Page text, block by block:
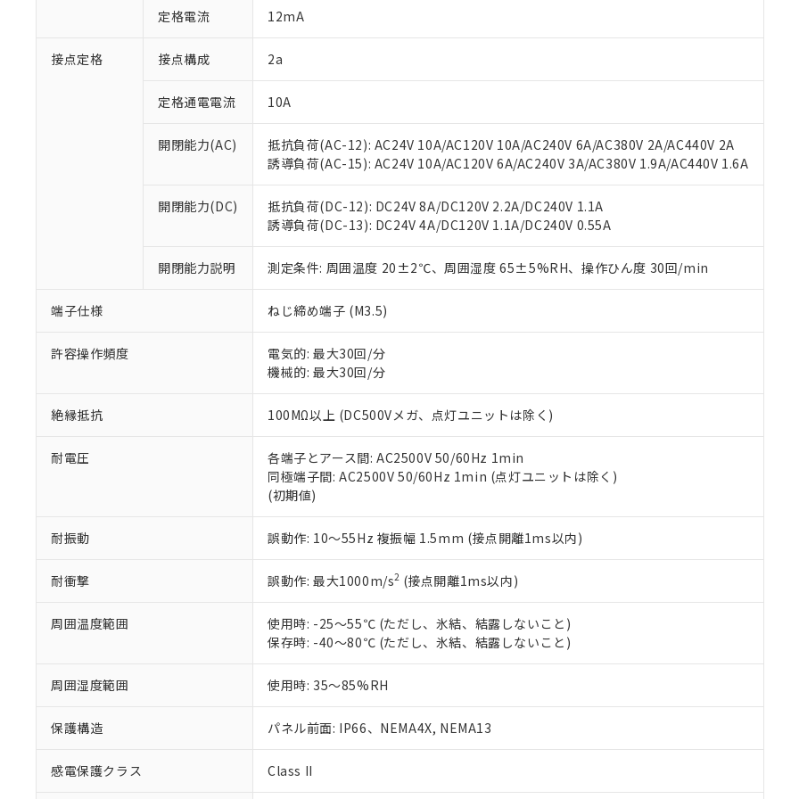
定格電流 12mA
接点定格 接点構成 2a
定格通電電流 10A
開閉能力(AC)
抵抗負荷(AC-12): AC24V 10A/AC120V 10A/AC240V 6A/AC380V 2A/AC440V 2A
誘導負荷(AC-15): AC24V 10A/AC120V 6A/AC240V 3A/AC380V 1.9A/AC440V 1.6A
開閉能力(DC)
抵抗負荷(DC-12): DC24V 8A/DC120V 2.2A/DC240V 1.1A
誘導負荷(DC-13): DC24V 4A/DC120V 1.1A/DC240V 0.55A
開閉能力説明 測定条件: 周囲温度 20±2℃、周囲湿度 65±5%RH、操作ひん度 30回/min
端子仕様 ねじ締め端子 (M3.5)
許容操作頻度
電気的: 最大30回/分
機械的: 最大30回/分
絶縁抵抗 100MΩ以上 (DC500Vメガ、点灯ユニットは除く)
耐電圧
各端子とアース間: AC2500V 50/60Hz 1min
同極端子間: AC2500V 50/60Hz 1min (点灯ユニットは除く)
(初期値)
耐振動 誤動作: 10～55Hz 複振幅 1.5mm (接点開離1ms以内)
耐衝撃 誤動作: 最大1000m/s2 (接点開離1ms以内)
周囲温度範囲
使用時: -25～55℃ (ただし、氷結、結露しないこと)
保存時: -40～80℃ (ただし、氷結、結露しないこと)
周囲湿度範囲 使用時: 35～85%RH
保護構造 パネル前面: IP66、NEMA4X, NEMA13
感電保護クラス Class II
い。
正式な納期状況および標準価格はお客様のお取引先、またはお客様担当のオムロ
当社販売員にご相談ください。
オムロン制御機器販売店や当社販売拠点は「販売ネットワーク
」をご確認くだ
在庫状況および標準価格結果を当社の事前の承諾なく第三者に漏洩または開示し
す。
マイパーツ機能（部品リスト作成サービス）をご利用いただくには、I-Webメン
お客様が当ウェブサイト上で当社にご登録された部品リストについて、当社およ
が、当社の製品・サービスに関するお客様との取引・商談に必要な範囲で利用す
さい。
※当社の共同利用者とは、"個人情報の共同利用に関して"
の「1.共同利用者の
いる法人を指します。
但し、RoHS指令で産業用監視および制御機器に対する適用除外項目は除く。
※2 対応予定月
部品在庫の切り替え状況などにより、予定月が前後することがあります。
※3 非含有証明書ダウンロード
下記の非含有証明書をダウンロードすることができます。
EU RoHS指令（10物質）の非含有証明書
51物質の非含有証明書（当社基準）
※本証明書は発行日時点で非含有を証明するもので、過去に遡って非含有を証明するも
また、RoHS指令のフタル酸エステル類４物質の対応では、対応完了までの期間は出
混在することから備考欄に対応日を記載しておりました。
り割愛しております。
「○」：最大均質材料含有率が中国RoHSの基準値以下であることを示します。
「×」：最大均質材料含有率が中国RoHSの基準値を超えていることを示します。
*中国RoHS10物質の基準値 (GB/T26572)：
Pb(鉛) :1000ppm、 Hg(水銀) : 1000ppm、 Cd(カドミウム) : 100ppm、
Cr(Ⅵ)(六価クロム) : 1000ppm、 PBBs(ポリ臭化ビフェニル類) : 1000ppm、 PBDEs(ポリ臭化ジフェニルエーテ
DBP(フタル酸ジブチル) : 1000ppm、 DIBP(フタル酸ジイソブチル) : 1000ppm、 BBP(フタル酸ブチルベンジル
DEHP(フタル酸ビス(2-エチルヘキシル)) : 1000ppm
※2 環境保護使用期限
「ｅ」：有害物質（10物質）のすべてが基準値以下であることを示します。
「10」：通常の使用状況下において有害物質が外部に漏えいし、環境に深刻な影響を
味します。
当社は、これら貴社製品のうち、外国為替および外国貿易法に定める商品（以下
当社は貴社製品を、核兵器、ミサイル、化学兵器、生物兵器またはその他武器並
置等に一切使用いたしません。
当社は、貴社製品を第三者に販売する場合は、上記1、2および3の内容を当該第
また当社は、販売先および販売に係わる関係者が違法に輸出するおそれがある場
たしません。
号
○ 一定数以上の在庫あり
△ 一定数には満たないが在庫あり
－
在庫なし(最新の在庫状況については、お客様のお取引先、またはお客様担当
機器販売店・当社販売員にご確認ください)
空
白
受注生産機種、また在庫状況の情報を公開していない機種